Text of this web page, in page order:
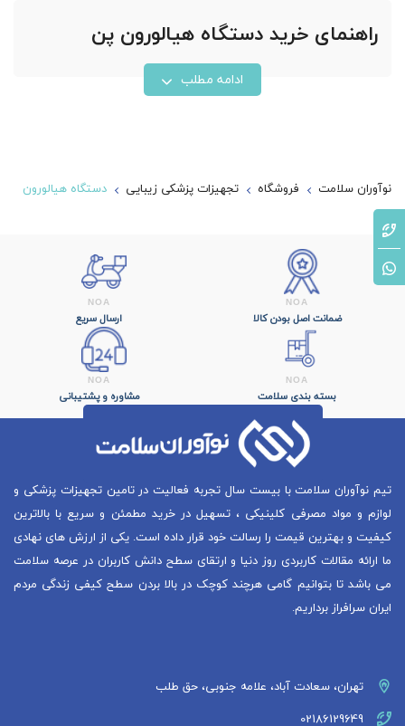
راهنمای خرید دستگاه هیالورون پن
ادامه مطلب
نوآوران سلامت فروشگاه تجهیزات پزشکی زیبایی
دستگاه هیالورون
پن
ضمانت اصل بودن کالا ارسال سریع
بسته بندی سلامت مشاوره و پشتیبانی
تهران، سعادت آباد، علامه جنوبی، حق طلب
02186129649
تیم نوآوران سلامت با بیست سال تجربه فعالیت در تامین تجهیزات پزشکی و
لوازم و مواد مصرفی کلینیکی ، تسهیل در خرید مطمئن و سریع با بالاترین
کیفیت و بهترین قیمت را رسالت خود قرار داده است. یکی از ارزش های نهادی
ما ارائه مقالات کاربردی روز دنیا و ارتقای سطح دانش کاربران در عرصه سلامت
می باشد تا بتوانیم گامی هرچند کوچک در بالا بردن سطح کیفی زندگی مردم
ایران سرافراز برداریم.